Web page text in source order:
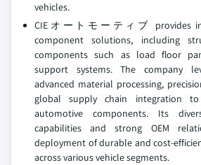
vehicles.
CIEオートモーティブ provides
component solutions, including
components such as load floor
support systems. The company
advanced material processing,
global supply chain integration to
automotive components. Its
capabilities and strong OEM
deployment of durable and cost-
across various vehicle segments.